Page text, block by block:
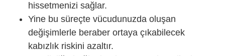
hissetmenizi sağlar.
Yine bu süreçte vücudunuzda oluşan
değişimlerle beraber ortaya çıkabilecek
kabızlık riskini azaltır.